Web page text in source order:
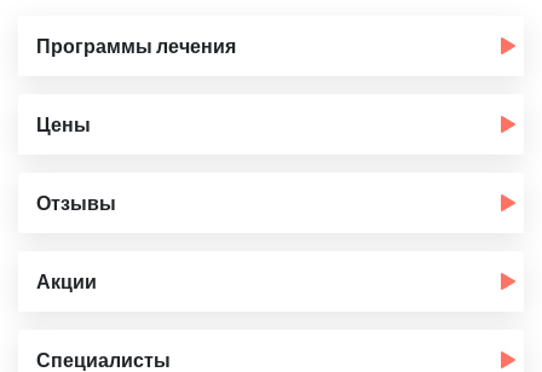
Программы лечения
Цены
Отзывы
Акции
Специалисты